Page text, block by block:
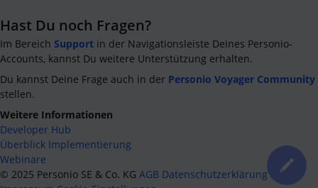
Hast Du noch Fragen?
Im Bereich Support in der Navigationsleiste Deines Personio-
Accounts, kannst Du weitere Unterstützung erhalten.
Du kannst Deine Frage auch in der Personio Voyager Community
stellen.
Weitere Informationen
Developer Hub
Überblick Implementierung
Webinare
© 2025 Personio SE & Co. KG AGB Datenschutzerklärung